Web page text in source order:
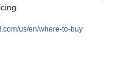
us/en/where-to-buy